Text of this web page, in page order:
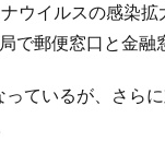
ウイルスの感染
で郵便窓口と金融
ているが、さら